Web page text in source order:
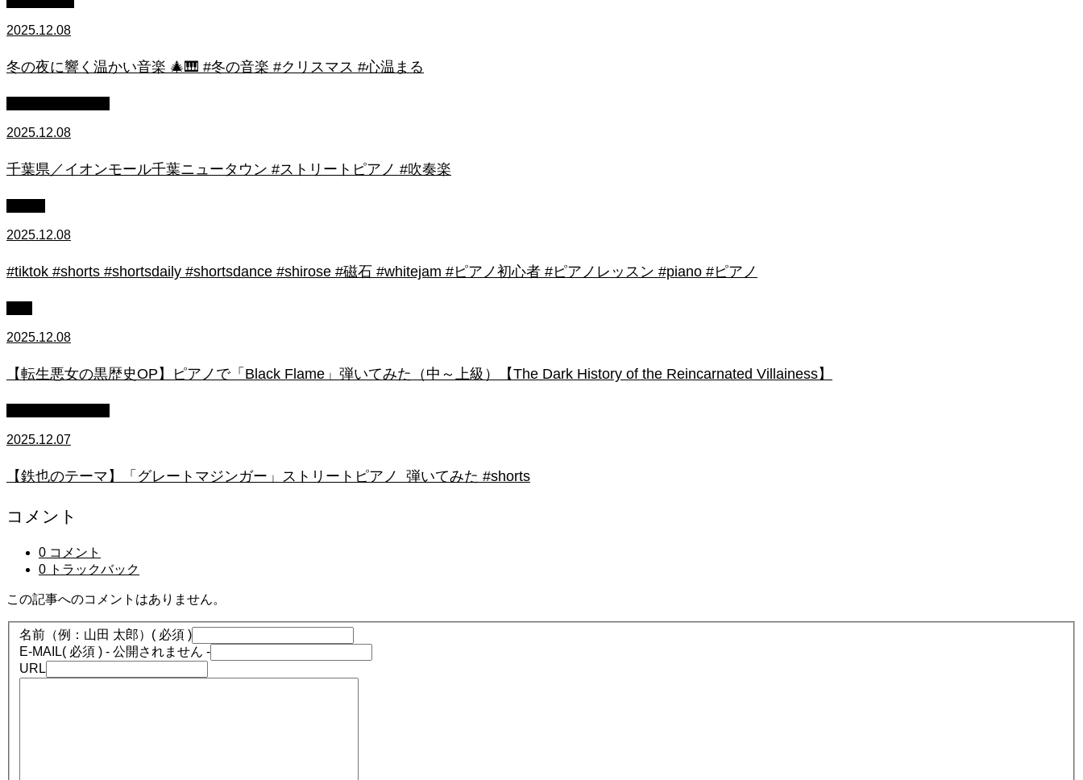
2025.12.08
冬の夜に響く温かい音楽 🎄🎹 #冬の音楽 #クリスマス #心温まる
2025.12.08
千葉県／イオンモール千葉ニュータウン #ストリートピアノ #吹奏楽
2025.12.08
#tiktok #shorts #shortsdaily #shortsdance #shirose #磁石 #whitejam #ピアノ初心者 #ピアノレッスン #piano #ピアノ
2025.12.08
【転生悪女の黒歴史OP】ピアノで「Black Flame」弾いてみた（中～上級）【The Dark History of the Reincarnated Villainess】
2025.12.07
【鉄也のテーマ】「グレートマジンガー」ストリートピアノ 弾いてみた #shorts
コメント
0 コメント
0 トラックバック
この記事へのコメントはありません。
名前（例：山田 太郎） ( 必須 )
E-MAIL( 必須 ) - 公開されません -
URL